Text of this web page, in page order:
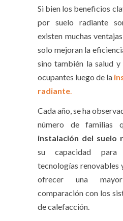
Si bien los beneficios
por suelo radiante
existen muchas
solo mejoran la
sino también la salud y
ocupantes luego de la
radiante.
Cada año, se ha
número de familias
instalación del suelo
su capacidad para
tecnologías renovables
ofrecer una
comparación con los
de calefacción.